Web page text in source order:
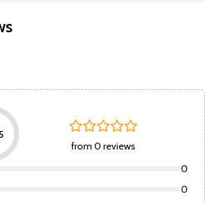
from 0 reviews
0
0